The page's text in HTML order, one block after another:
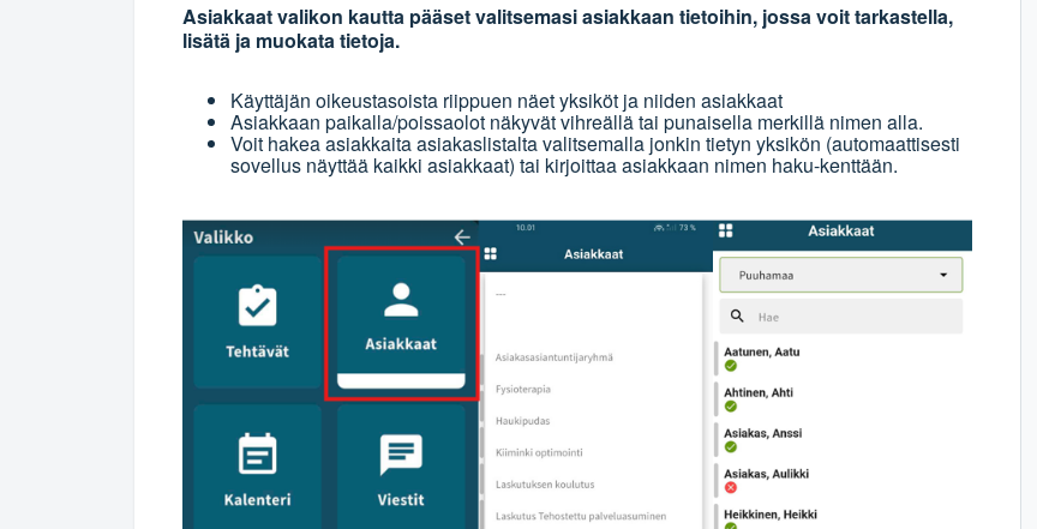
Asiakkaat valikon kautta pääset valitsemasi asiakkaan tietoihin, jossa voit tarkastella,
lisätä ja muokata tietoja.
Käyttäjän oikeustasoista riippuen näet yksiköt ja niiden asiakkaat
Asiakkaan paikalla/poissaolot näkyvät vihreällä tai punaisella merkillä nimen alla.
Voit hakea asiakkaita asiakaslistalta valitsemalla jonkin tietyn yksikön (automaattisesti
sovellus näyttää kaikki asiakkaat) tai kirjoittaa asiakkaan nimen haku-kenttään.